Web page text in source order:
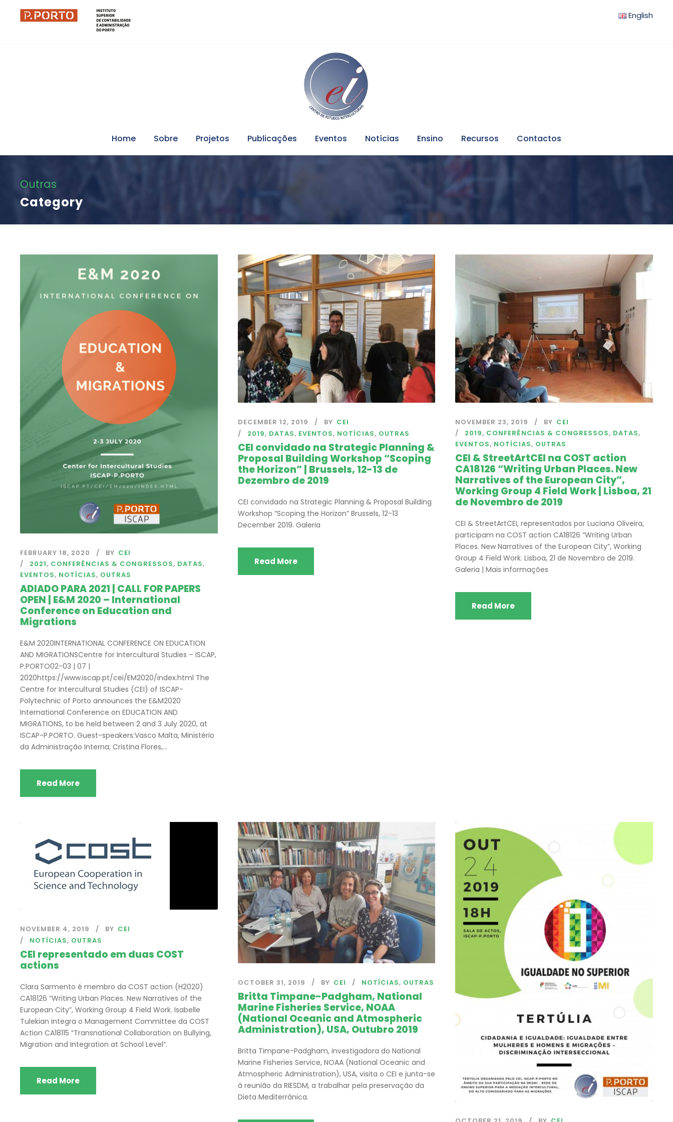
English
Home Sobre Projetos Publicações Eventos Notícias Ensino Recursos Contactos
Outras
Category
FEBRUARY 18, 2020 BY CEI
2021, CONFERÊNCIAS & CONGRESSOS, DATAS,
EVENTOS, NOTÍCIAS, OUTRAS
ADIADO PARA 2021 | CALL FOR PAPERS
OPEN | E&M 2020 – International
Conference on Education and
Migrations
E&M 2020INTERNATIONAL CONFERENCE ON EDUCATION
AND MIGRATIONSCentre for Intercultural Studies – ISCAP,
P.PORTO02-03 | 07 |
2020https://www.iscap.pt/cei/EM2020/index.html The
Centre for Intercultural Studies (CEI) of ISCAP-
Polytechnic of Porto announces the E&M2020
International Conference on EDUCATION AND
MIGRATIONS, to be held between 2 and 3 July 2020, at
ISCAP-P.PORTO. Guest-speakers:Vasco Malta, Ministério
da Administração Interna; Cristina Flores,...
Read More
DECEMBER 12, 2019 BY CEI
2019, DATAS, EVENTOS, NOTÍCIAS, OUTRAS
CEI convidado na Strategic Planning &
Proposal Building Workshop “Scoping
the Horizon” | Brussels, 12-13 de
Dezembro de 2019
CEI convidado na Strategic Planning & Proposal Building
Workshop “Scoping the Horizon” Brussels, 12-13
December 2019. Galeria
Read More
NOVEMBER 23, 2019 BY CEI
2019, CONFERÊNCIAS & CONGRESSOS, DATAS,
EVENTOS, NOTÍCIAS, OUTRAS
CEI & StreetArtCEI na COST action
CA18126 “Writing Urban Places. New
Narratives of the European City”,
Working Group 4 Field Work | Lisboa, 21
de Novembro de 2019
CEI & StreetArtCEI, representados por Luciana Oliveira,
participam na COST action CA18126 “Writing Urban
Places. New Narratives of the European City”, Working
Group 4 Field Work. Lisboa, 21 de Novembro de 2019.
Galeria | Mais informações
Read More
NOVEMBER 4, 2019 BY CEI
NOTÍCIAS, OUTRAS
CEI representado em duas COST
actions
Clara Sarmento é membro da COST action (H2020)
CA18126 “Writing Urban Places. New Narratives of the
European City”, Working Group 4 Field Work. Isabelle
Tulekian integra o Management Committee da COST
Action CA18115 “Transnational Collaboration on Bullying,
Migration and Integration at School Level“.
Read More
OCTOBER 31, 2019 BY CEI NOTÍCIAS, OUTRAS
Britta Timpane-Padgham, National
Marine Fisheries Service, NOAA
(National Oceanic and Atmospheric
Administration), USA, Outubro 2019
Britta Timpane-Padgham, investigadora do National
Marine Fisheries Service, NOAA (National Oceanic and
Atmospheric Administration), USA, visita o CEI e junta-se
à reunião da RIESDM, a trabalhar pela preservação da
Dieta Mediterrânica.